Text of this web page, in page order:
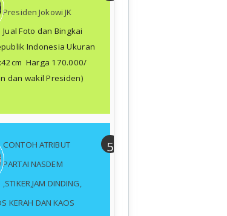
Presiden Jokowi JK
Jual Foto dan Bingkai
Indonesia Ukuran
Harga 170.000/
dan wakil Presiden)
CONTOH ATRIBUT
PARTAI NASDEM
,STIKER,JAM DINDING,
KERAH DAN KAOS